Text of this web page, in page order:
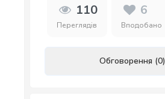
110
Переглядів
6
Вподобано
Обговорення (0)